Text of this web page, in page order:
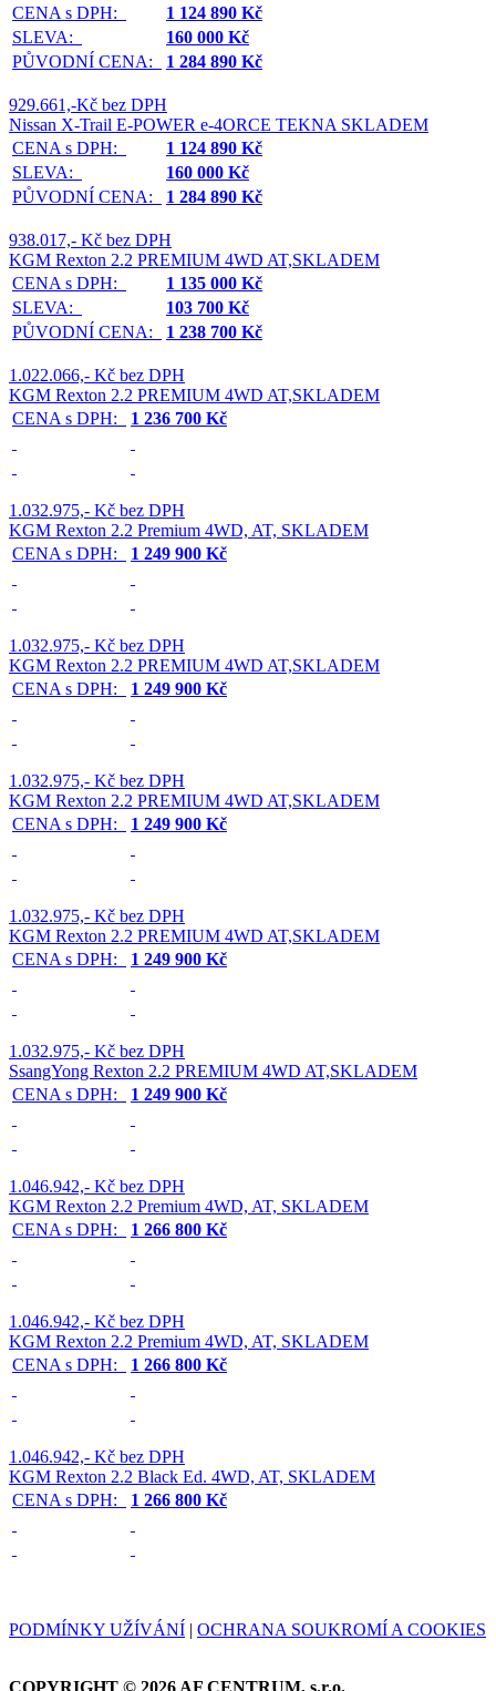
CENA s DPH:
1 124 890 Kč
SLEVA:
160 000 Kč
PŮVODNÍ CENA:
1 284 890 Kč
929.661,-Kč bez DPH
Nissan X-Trail E-POWER e-4ORCE TEKNA SKLADEM
CENA s DPH:
1 124 890 Kč
SLEVA:
160 000 Kč
PŮVODNÍ CENA:
1 284 890 Kč
938.017,- Kč bez DPH
KGM Rexton 2.2 PREMIUM 4WD AT,SKLADEM
CENA s DPH:
1 135 000 Kč
SLEVA:
103 700 Kč
PŮVODNÍ CENA:
1 238 700 Kč
1.022.066,- Kč bez DPH
KGM Rexton 2.2 PREMIUM 4WD AT,SKLADEM
CENA s DPH:
1 236 700 Kč
1.032.975,- Kč bez DPH
KGM Rexton 2.2 Premium 4WD, AT, SKLADEM
CENA s DPH:
1 249 900 Kč
1.032.975,- Kč bez DPH
KGM Rexton 2.2 PREMIUM 4WD AT,SKLADEM
CENA s DPH:
1 249 900 Kč
1.032.975,- Kč bez DPH
KGM Rexton 2.2 PREMIUM 4WD AT,SKLADEM
CENA s DPH:
1 249 900 Kč
1.032.975,- Kč bez DPH
KGM Rexton 2.2 PREMIUM 4WD AT,SKLADEM
CENA s DPH:
1 249 900 Kč
1.032.975,- Kč bez DPH
SsangYong Rexton 2.2 PREMIUM 4WD AT,SKLADEM
CENA s DPH:
1 249 900 Kč
1.046.942,- Kč bez DPH
KGM Rexton 2.2 Premium 4WD, AT, SKLADEM
CENA s DPH:
1 266 800 Kč
1.046.942,- Kč bez DPH
KGM Rexton 2.2 Premium 4WD, AT, SKLADEM
CENA s DPH:
1 266 800 Kč
1.046.942,- Kč bez DPH
KGM Rexton 2.2 Black Ed. 4WD, AT, SKLADEM
CENA s DPH:
1 266 800 Kč
PODMÍNKY UŽÍVÁNÍ | OCHRANA SOUKROMÍ A COOKIES
COPYRIGHT © 2026 AF CENTRUM, s.r.o.